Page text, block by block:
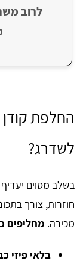
לרוב
החלפת קודן
לשדרג?
בשלב מסוים
חוזרות, צורך
מכירה. מחליפים
בלאי פיזי